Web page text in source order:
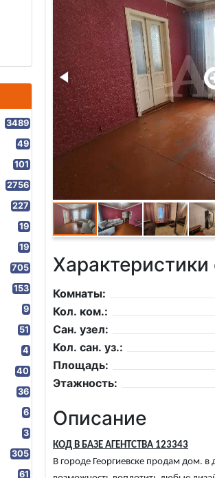
3489
49
101
2756
227
19
19
705
153
9
51
4
40
36
6
3
305
61
Характеристики
Комнаты:
Кол. ком.:
Сан. узел:
Кол. сан. уз.:
Площадь:
Этажность:
Описание
КОД В БАЗЕ АГЕНТСТВА 123343
В городе Георгиевске продам дом.